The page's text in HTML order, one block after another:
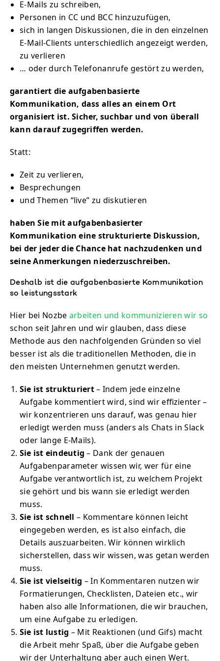
E-Mails zu schreiben,
Personen in CC und BCC hinzuzufügen,
sich in langen Diskussionen, die in den einzelnen
E-Mail-Clients unterschiedlich angezeigt werden,
zu verlieren
… oder durch Telefonanrufe gestört zu werden,
garantiert die aufgabenbasierte
Kommunikation, dass alles an einem Ort
organisiert ist. Sicher, suchbar und von überall
kann darauf zugegriffen werden.
Statt:
Zeit zu verlieren,
Besprechungen
und Themen “live” zu diskutieren
haben Sie mit aufgabenbasierter
Kommunikation eine strukturierte Diskussion,
bei der jeder die Chance hat nachzudenken und
seine Anmerkungen niederzuschreiben.
Deshalb ist die aufgabenbasierte Kommunikation
so leistungsstark
Hier bei Nozbe arbeiten und kommunizieren wir so
schon seit Jahren und wir glauben, dass diese
Methode aus den nachfolgenden Gründen so viel
besser ist als die traditionellen Methoden, die in
den meisten Unternehmen genutzt werden.
Sie ist strukturiert– Indem jede einzelne
Aufgabe kommentiert wird, sind wir effizienter –
wir konzentrieren uns darauf, was genau hier
erledigt werden muss (anders als Chats in Slack
oder lange E-Mails).
Sie ist eindeutig – Dank der genauen
Aufgabenparameter wissen wir, wer für eine
Aufgabe verantwortlich ist, zu welchem Projekt
sie gehört und bis wann sie erledigt werden
muss.
Sie ist schnell – Kommentare können leicht
eingegeben werden, es ist also einfach, die
Details auszuarbeiten. Wir können wirklich
sicherstellen, dass wir wissen, was getan werden
muss.
Sie ist vielseitig – In Kommentaren nutzen wir
Formatierungen, Checklisten, Dateien etc., wir
haben also alle Informationen, die wir brauchen,
um eine Aufgabe zu erledigen.
Sie ist lustig – Mit Reaktionen (und Gifs) macht
die Arbeit mehr Spaß, über die Aufgabe geben
wir der Unterhaltung aber auch einen Wert.